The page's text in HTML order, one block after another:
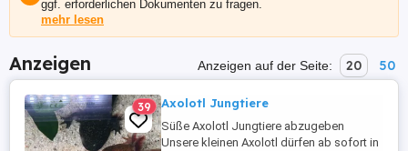
ggf. erforderlichen Dokumenten zu fragen.
mehr lesen
Anzeigen Anzeigen auf der Seite: 20 50
39 Axolotl Jungtiere
Süße Axolotl Jungtiere abzugeben
Unsere kleinen Axolotl dürfen ab sofort in